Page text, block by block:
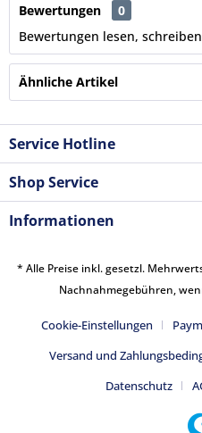
Bewertungen
0
Bewertungen lesen,
Ähnliche Artikel
Service Hotline
Shop Service
Informationen
* Alle Preise inkl. gesetzl.
Nachnahmegebühren,
Cookie-Einstellungen
Versand und
Datenschutz